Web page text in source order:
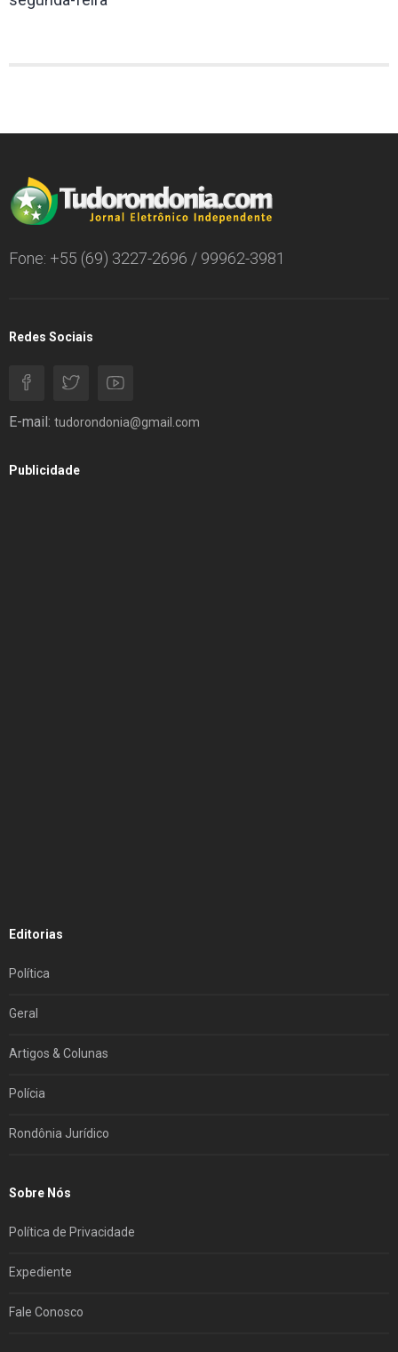
Fone: +55 (69) 3227-2696 / 99962-3981
Redes Sociais
E-mail: tudorondonia@gmail.com
Publicidade
Editorias
Política
Geral
Artigos & Colunas
Polícia
Rondônia Jurídico
Sobre Nós
Política de Privacidade
Expediente
Fale Conosco